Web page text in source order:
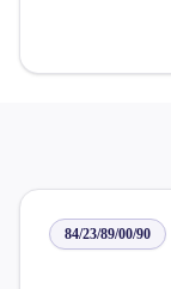
84/23/89/00/90